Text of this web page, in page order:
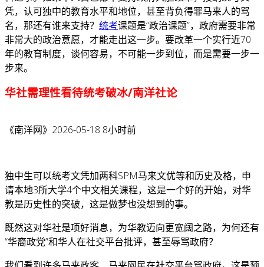
凭，认可独中的教育水平和地位，甚至背负得罪马来人的骂
名，那还有谁来支持？ 统考课题是“政治课题”，政府需要非常
非常大的政治意愿，才能走出这一步。要改革一个实行近70
年的教育制度，谈何容易，不可能一步到位，而是需要一步一
步来。
华社需理性看待统考破冰/南洋社论
《南洋网》2026-05-18 8小时前
独中生可以统考文凭加两科SPM马来文优等和历史及格，申
请本地3所大学4个中文相关课程，这是一个好的开始，对华
教是历史性的突破，这是做梦也没想到的事。
既然这对华社是项好消息，为华教迈向更宽阔之路，为何还有
“华裔政党”和华人在社交平台批评，甚至辱骂政府？